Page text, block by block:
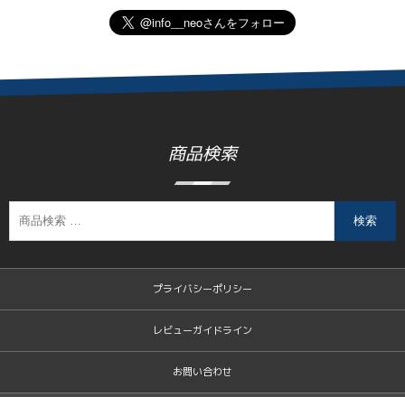
商品検索
検索
プライバシーポリシー
レビューガイドライン
お問い合わせ